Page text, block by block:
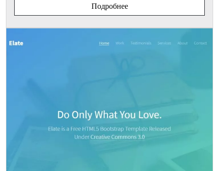
Подробнее